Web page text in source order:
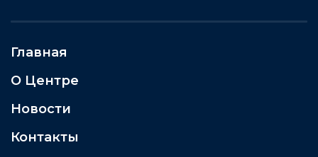
Главная
О Центре
Новости
Контакты